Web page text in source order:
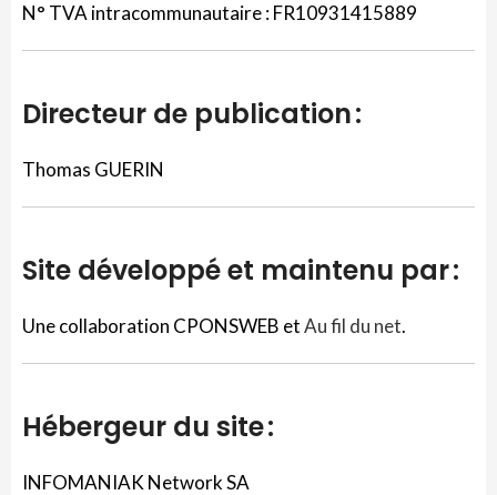
N° TVA intracommunautaire :FR10931415889
Directeur de publication :
Thomas GUERIN
Site développé et maintenu par:
Une collaboration CPONSWEB etAu fil du net.
Hébergeur du site :
INFOMANIAK Network SA